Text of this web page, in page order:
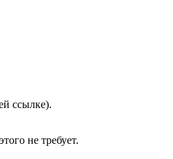
ссылке).
не требует.